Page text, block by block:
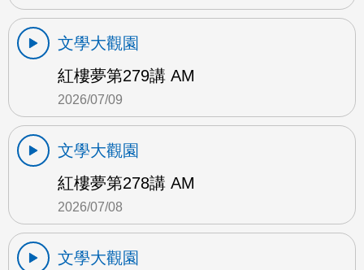
文學大觀園
紅樓夢第279講 AM
2026/07/09
文學大觀園
紅樓夢第278講 AM
2026/07/08
文學大觀園